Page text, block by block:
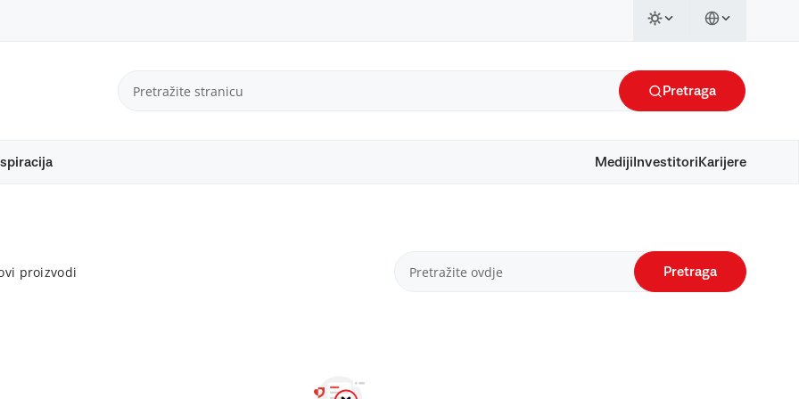
Pretraga
Mediji Investitori Karijere
proizvodi Pretraga